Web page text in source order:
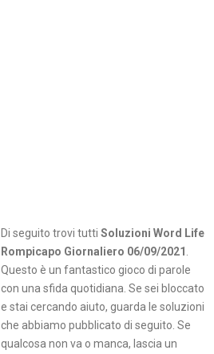
Di seguito trovi tutti Soluzioni Word Life
Rompicapo Giornaliero 06/09/2021 .
Questo è un fantastico gioco di parole
con una sfida quotidiana. Se sei bloccato
e stai cercando aiuto, guarda le soluzioni
che abbiamo pubblicato di seguito. Se
qualcosa non va o manca, lascia un